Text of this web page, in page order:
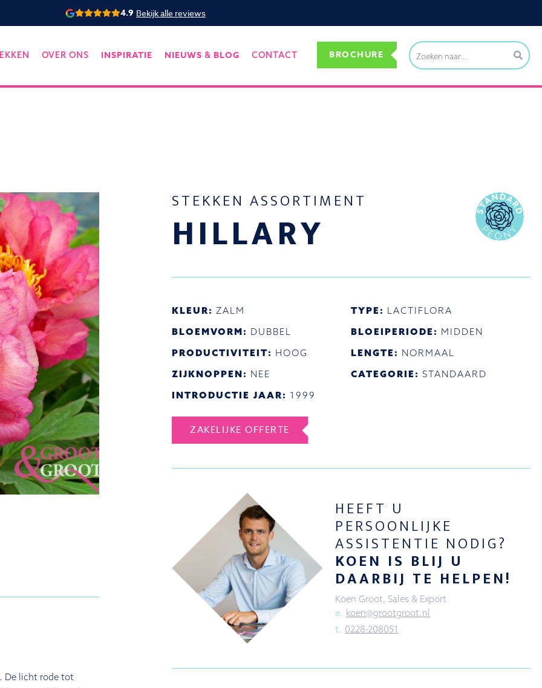
4.9 Bekijk alle reviews
OVER ONS INSPIRATIE NIEUWS & BLOG CONTACT BROCHURE
De licht rode tot
STEKKEN ASSORTIMENT
HILLARY
KLEUR: ZALM TYPE: LACTIFLORA
BLOEMVORM: DUBBEL BLOEIPERIODE: MIDDEN
PRODUCTIVITEIT: HOOG LENGTE: NORMAAL
ZIJKNOPPEN: NEE CATEGORIE: STANDAARD
INTRODUCTIE JAAR: 1999
ZAKELIJKE OFFERTE
HEEFT U
PERSOONLIJKE
ASSISTENTIE NODIG?
KOEN IS BLIJ U
DAARBIJ TE HELPEN!
Koen Groot, Sales & Export
e. koen@grootgroot.nl
t. 0228-208051